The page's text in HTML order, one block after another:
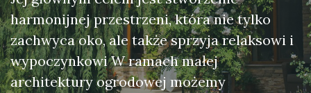
harmonijnej przestrzeni, która nie tylko
zachwyca oko, ale także sprzyja relaksowi i
wypoczynkowi W ramach małej
architektury ogrodowej możemy